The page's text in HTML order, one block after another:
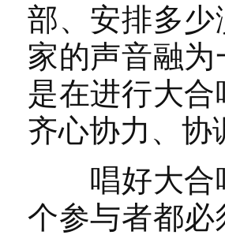
部、安排多
家的声音融
是在进行大
齐心协力、协
唱好大合唱
个参与者都